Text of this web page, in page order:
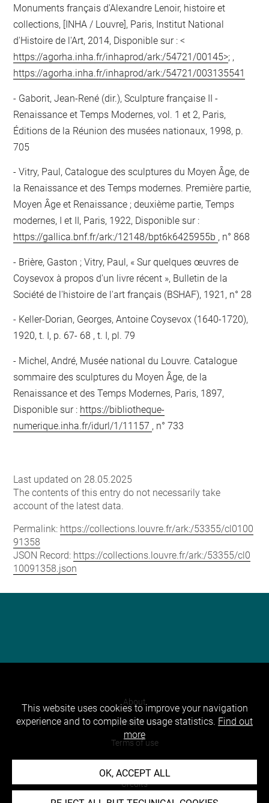
Monuments français d'Alexandre Lenoir, histoire et
collections, [INHA / Louvre], Paris, Institut National
d'Histoire de l'Art, 2014, Disponible sur : <
https://agorha.inha.fr/inhaprod/ark:/54721/00145>; ,
https://agorha.inha.fr/inhaprod/ark:/54721/003135541
Gaborit, Jean-René (dir.), Sculpture française II -
Renaissance et Temps Modernes, vol. 1 et 2, Paris,
Éditions de la Réunion des musées nationaux, 1998, p.
705
Vitry, Paul, Catalogue des sculptures du Moyen Âge, de
la Renaissance et des Temps modernes. Première partie,
Moyen Âge et Renaissance ; deuxième partie, Temps
modernes, I et II, Paris, 1922, Disponible sur :
https://gallica.bnf.fr/ark:/12148/bpt6k6425955b , n° 868
Brière, Gaston ; Vitry, Paul, « Sur quelques œuvres de
Coysevox à propos d'un livre récent », Bulletin de la
Société de l'histoire de l'art français (BSHAF), 1921, n° 28
Keller-Dorian, Georges, Antoine Coysevox (1640-1720),
1920, t. I, p. 67- 68 , t. I, pl. 79
Michel, André, Musée national du Louvre. Catalogue
sommaire des sculptures du Moyen Âge, de la
Renaissance et des Temps Modernes, Paris, 1897,
Disponible sur : https://bibliotheque-
numerique.inha.fr/idurl/1/11157 , n° 733
Last updated on 28.05.2025
The contents of this entry do not necessarily take
account of the latest data.
Permalink: https://collections.louvre.fr/ark:/53355/cl0100
91358
JSON Record: https://collections.louvre.fr/ark:/53355/cl0
10091358.json
About
Contact Us
Terms of use
Cookies
Credits
This website uses cookies to improve your navigation
experience and to compile site usage statistics. Find out
more
OK, ACCEPT ALL